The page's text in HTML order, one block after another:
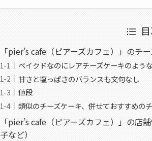
「pier’s cafe（ピアーズカフェ）」のチ
ベイクドなのにレアチーズケーキのよう
甘さと塩っぱさのバランスも文句なし
値段
類似のチーズケーキ、併せておすすめの
「pier’s cafe（ピアーズカフェ）」の
子など）